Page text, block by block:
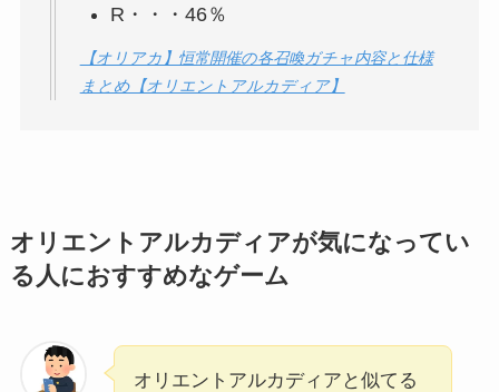
R・・・46％
【オリアカ】恒常開催の各召喚ガチャ内容と仕様
まとめ【オリエントアルカディア】
オリエントアルカディアが気になってい
る人におすすめなゲーム
オリエントアルカディアと似てる